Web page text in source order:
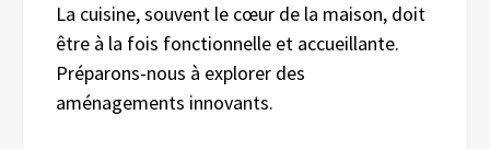
La cuisine, souvent le cœur de la maison, doit
être à la fois fonctionnelle et accueillante.
Préparons-nous à explorer des
aménagements innovants.